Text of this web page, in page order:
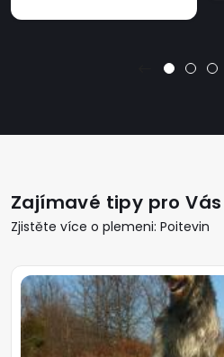
Zajímavé tipy pro Vás
Zjistěte více o plemeni: Poitevin